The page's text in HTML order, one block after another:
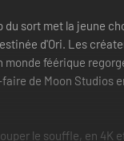
sort met la jeune
d'Ori. Les
féérique
de Moon
le souffle, en 4K